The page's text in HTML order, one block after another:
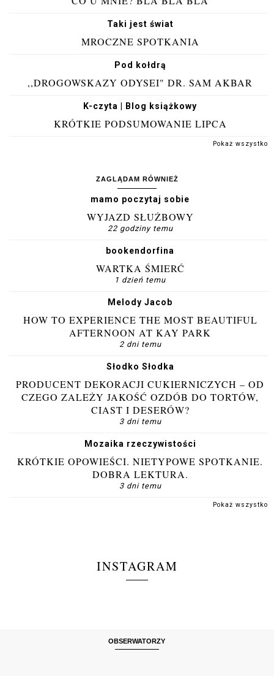
Taki jest świat
MROCZNE SPOTKANIA
Pod kołdrą
,,DROGOWSKAZY ODYSEI" DR. SAM AKBAR
K-czyta | Blog książkowy
KRÓTKIE PODSUMOWANIE LIPCA
Pokaż wszystko
ZAGLĄDAM RÓWNIEŻ
mamo poczytaj sobie
WYJAZD SŁUŻBOWY
22 godziny temu
bookendorfina
WARTKA ŚMIERĆ
1 dzień temu
Melody Jacob
HOW TO EXPERIENCE THE MOST BEAUTIFUL
AFTERNOON AT KAY PARK
2 dni temu
Słodko Słodka
PRODUCENT DEKORACJI CUKIERNICZYCH – OD
CZEGO ZALEŻY JAKOŚĆ OZDÓB DO TORTÓW,
CIAST I DESERÓW?
3 dni temu
Mozaika rzeczywistości
KRÓTKIE OPOWIEŚCI. NIETYPOWE SPOTKANIE.
DOBRA LEKTURA.
3 dni temu
Pokaż wszystko
INSTAGRAM
OBSERWATORZY